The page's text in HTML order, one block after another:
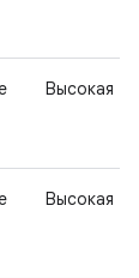
Высокая
Высокая